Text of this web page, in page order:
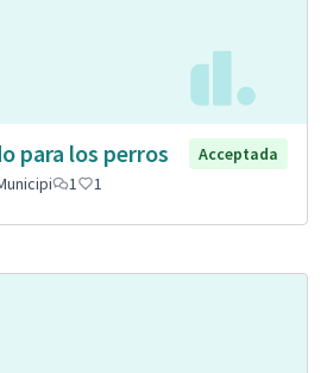
para los perros
Acceptada
1 1